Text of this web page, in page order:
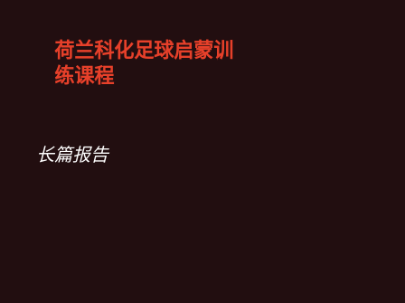
荷兰科化足球启蒙训
练课程
长篇报告